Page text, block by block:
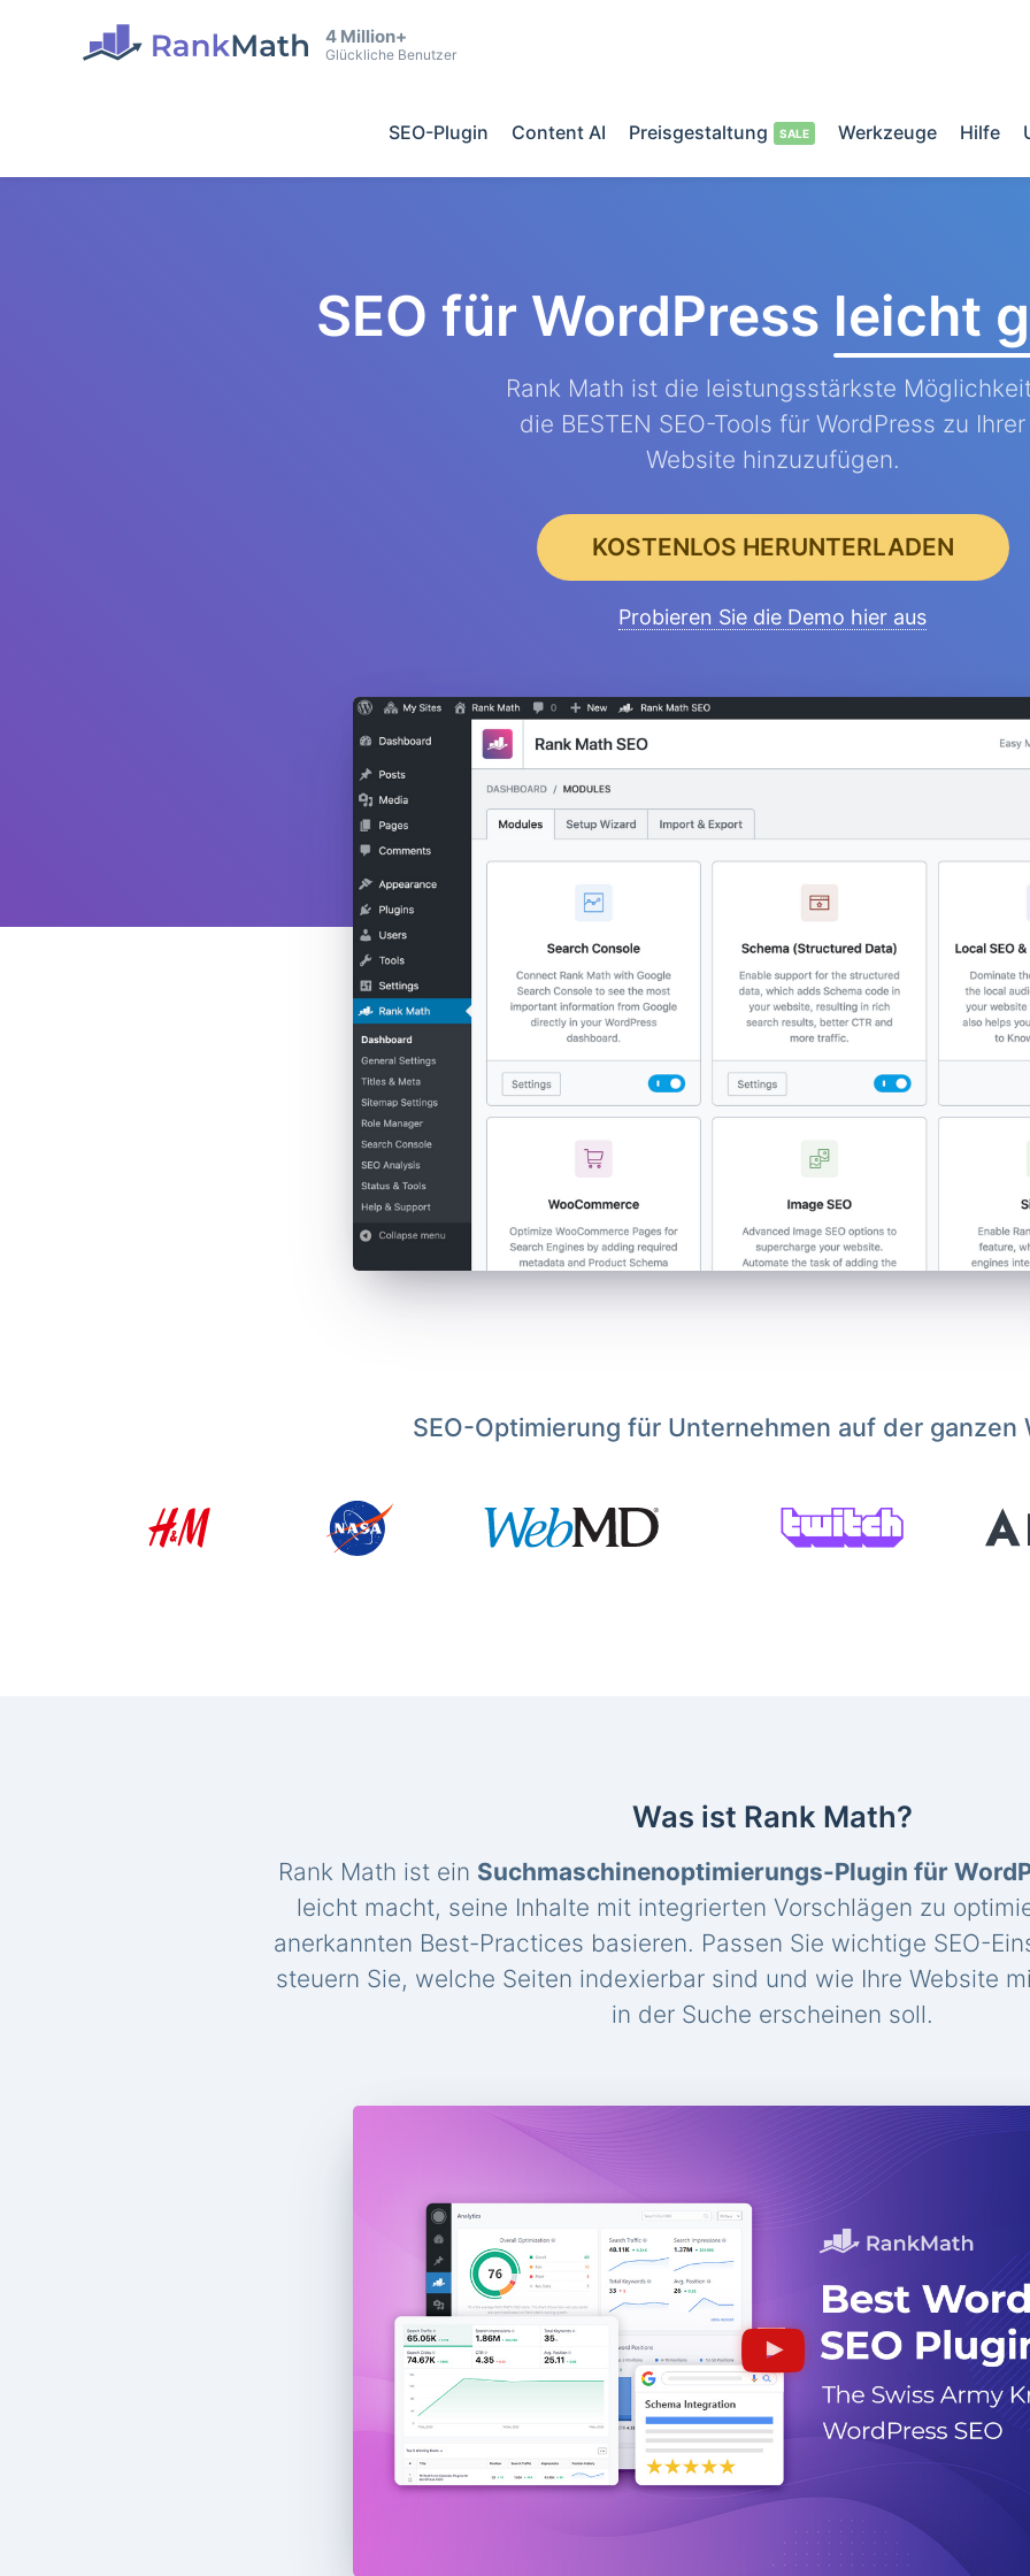
4 Million+
Glückliche Benutzer
SEO-Plugin Content AI Preisgestaltung Werkzeuge Hilfe
SEO für WordPress leicht
Rank Math ist die leistungsstärkste
die BESTEN SEO-Tools für WordPress zu Ihrer
Website hinzuzufügen.
KOSTENLOS HERUNTERLADEN
Probieren Sie die Demo hier aus
SEO-Optimierung für Unternehmen auf der ganzen
Was ist Rank Math?
Rank Math ist ein Suchmaschinenoptimierungs-Plugin für
leicht macht, seine Inhalte mit integrierten Vorschlägen zu
anerkannten Best-Practices basieren. Passen Sie wichtige SEO-
steuern Sie, welche Seiten indexierbar sind und wie Ihre Website
in der Suche erscheinen soll.